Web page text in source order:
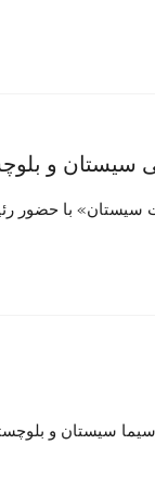
سیستان» با حضور
سیستان و